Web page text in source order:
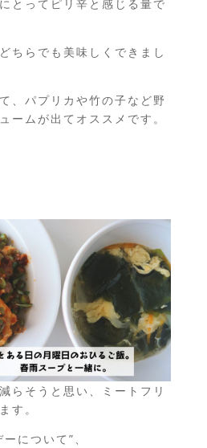
とってピリ辛と感じる量で
ちらでも美味しくできまし
、パプリカや竹の子など野
ームが出てオススメです。
らそうと思い、ミートフリ
す。
について”、